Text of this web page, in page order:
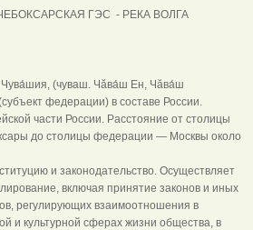
ГЭС - РЕКА ВОЛГА
(чуваш. Чăва́ш Ен, Чăва́ш
федерации) в составе России.
части России. Расстояние от столицы
до столицы федерации — Москвы около
и законодательство. Осуществляет
включая принятие законов и иных
регулирующих взаимоотношения в
и культурной сферах жизни общества, в